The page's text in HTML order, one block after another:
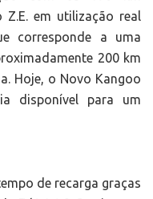
em utilização real
corresponde a uma
200 km
Hoje, o Novo Kangoo
disponível para um
de recarga graças